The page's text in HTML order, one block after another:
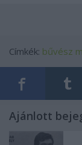
Címkék: bűvész
Ajánlott